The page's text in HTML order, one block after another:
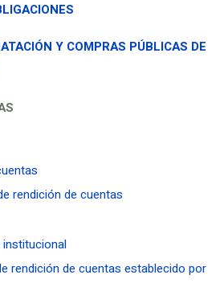
Y COMPRAS PÚBLICAS DE
rendición de cuentas
institucional
rendición de cuentas establecido por